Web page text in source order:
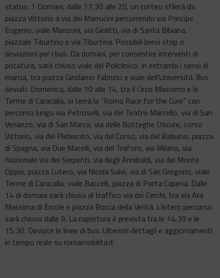
status: 1 Domani, dalle 17,30 alle 20, un corteo sfilerà da
piazza Vittorio a via dei Marrucini percorrendo via Principe
Eugenio, viale Manzoni, via Giolitti, via di Santa Bibiana,
piazzale Tiburtino e via Tiburtina. Possibili brevi stop o
deviazioni per i bus. Da domani, per consentire interventi di
potatura, sarà chiuso viale del Policlinico, in entrambi i sensi di
marcia, tra piazza Girolamo Fabrizio e viale dell’Università. Bus
deviati. Domenica, dalle 10 alle 14, tra il Circo Massimo e le
Terme di Caracalla, si terrà la “Roma Race for the Cure” con
percorso lungo via Petroselli, via del Teatro Marcello, via di San
Venanzo, via di San Marco, via delle Botteghe Oscure, corso
Vittorio, via del Plebiscito, via del Corso, via del Babuino, piazza
di Spagna, via Due Macelli, via del Traforo, via Milano, via
Nazionale via dei Serpenti, via degli Annibaldi, via del Monte
Oppio, piazza Lutero, via Nicola Salvi, via di San Gregorio, viale
Terme di Caracalla, viale Baccelli, piazza di Porta Capena. Dalle
14 di domani sarà chiusa al traffico via dei Cerchi, tra via Ara
Massima di Ercole e piazza Bocca della Verità. L’intero percorso
sarà chiuso dalle 9. La riapertura è prevista tra le 14,30 e le
15,30. Deviate le linee di bus. Ulteriori dettagli e aggiornamenti
in tempo reale su romamobilita.it